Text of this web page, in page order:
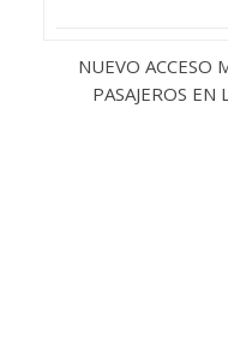
NUEVO ACCESO
PASAJEROS EN